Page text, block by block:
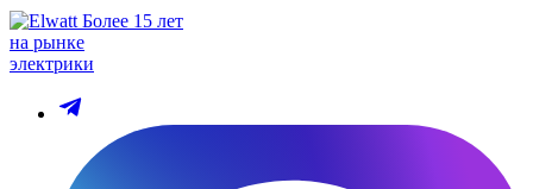
Более 15 лет
на рынке
электрики